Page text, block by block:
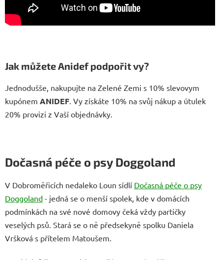
Jak můžete Anidef podpořit vy?
Jednodušše, nakupujte na Zelené Zemi s 10% slevovym
kupónem ANIDEF . Vy získáte 10% na svůj nákup a útulek
20% provizi z Vaší objednávky.
Dočasná péče o psy Doggoland
V Dobroměřicích nedaleko Loun sídlí Dočasná péče o psy
Doggoland - jedná se o menší spolek, kde v domácích
podmínkách na své nové domovy čeká vždy partičky
veselých psů. Stará se o ně předsekyně spolku Daniela
Vršková s přítelem Matoušem.